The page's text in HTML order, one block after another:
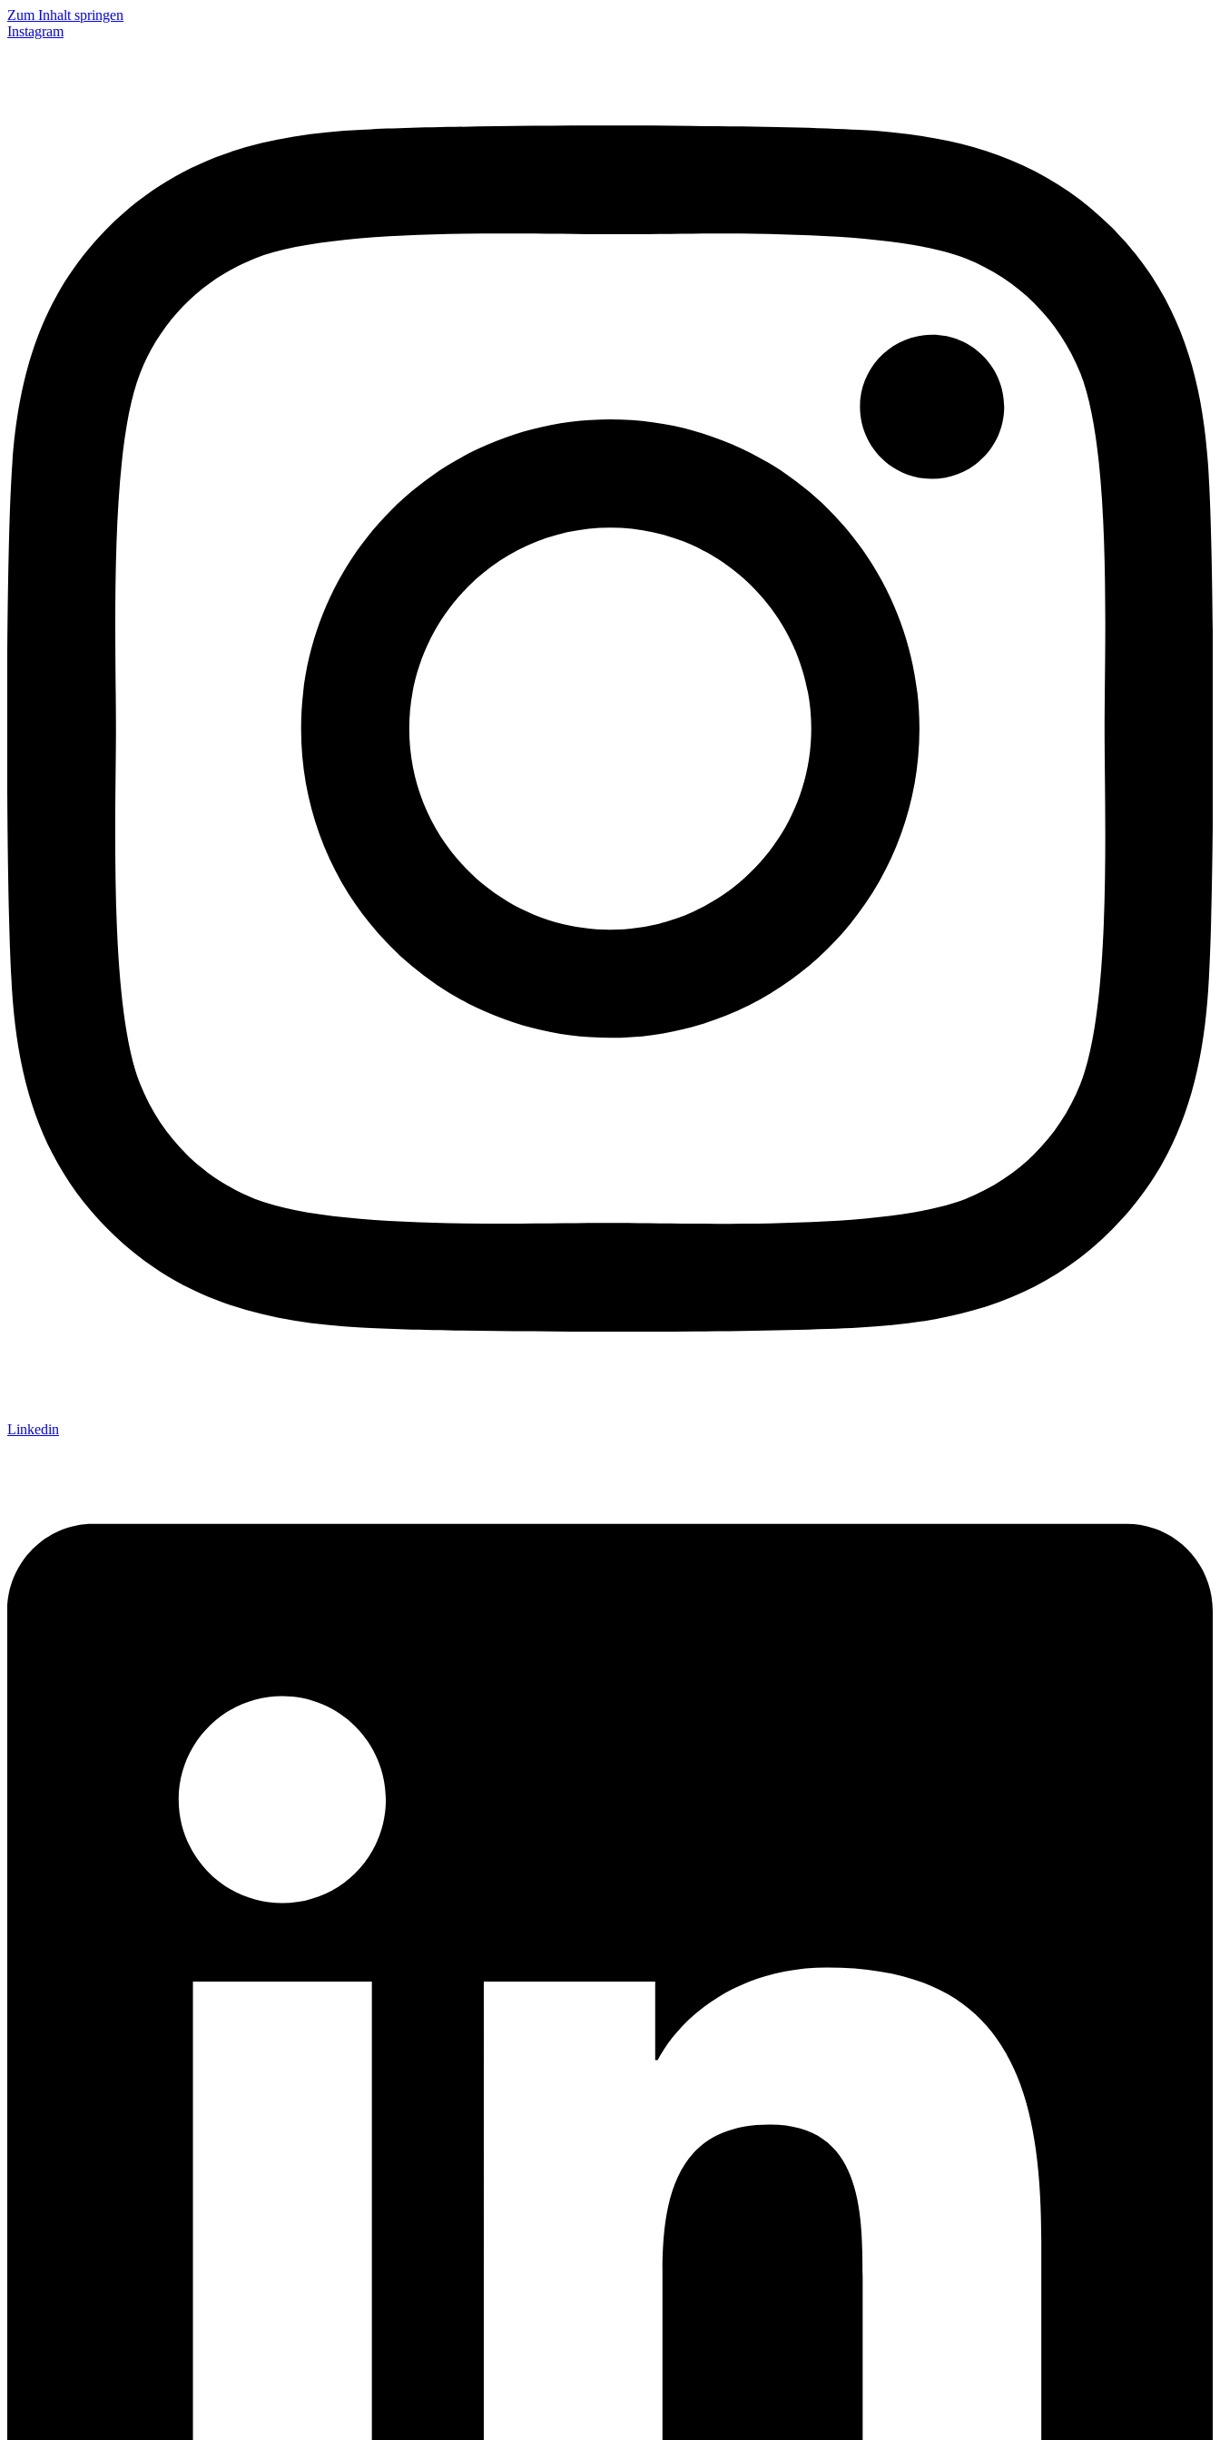
Zum Inhalt springen
Instagram
Linkedin